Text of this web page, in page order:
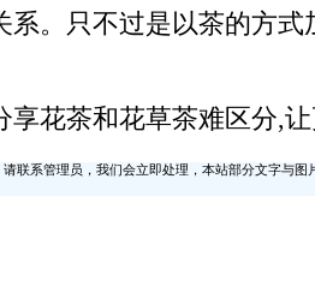
。只不过是以茶的方
花茶和花草茶难区分,
系管理员，我们会立即处理，本站部分文字与